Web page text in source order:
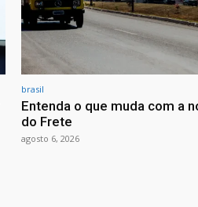
brasil
Entenda o que muda com a
do Frete
agosto 6, 2026